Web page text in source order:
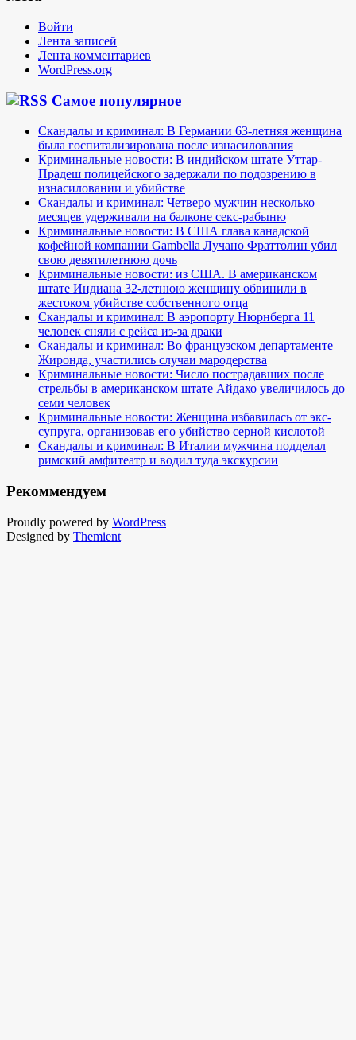
Войти
Лента записей
Лента комментариев
WordPress.org
Самое популярное
Скандалы и криминал: В Германии 63-летняя женщина
была госпитализирована после изнасилования
Криминальные новости: В индийском штате Уттар-
Прадеш полицейского задержали по подозрению в
изнасиловании и убийстве
Скандалы и криминал: Четверо мужчин несколько
месяцев удерживали на балконе секс-рабыню
Криминальные новости: В США глава канадской
кофейной компании Gambella Лучано Фраттолин убил
свою девятилетнюю дочь
Криминальные новости: из США. В американском
штате Индиана 32-летнюю женщину обвинили в
жестоком убийстве собственного отца
Скандалы и криминал: В аэропорту Нюрнберга 11
человек сняли с рейса из-за драки
Скандалы и криминал: Во французском департаменте
Жиронда, участились случаи мародерства
Криминальные новости: Число пострадавших после
стрельбы в американском штате Айдахо увеличилось до
семи человек
Криминальные новости: Женщина избавилась от экс-
супруга, организовав его убийство серной кислотой
Скандалы и криминал: В Италии мужчина подделал
римский амфитеатр и водил туда экскурсии
Рекоммендуем
Proudly powered by WordPress
Designed by Themient